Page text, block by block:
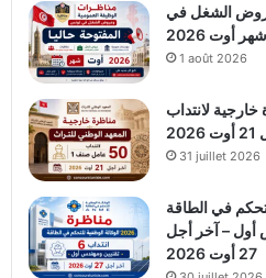
الشغل في
أوت 2026
1 août 2026
لانتداب
31 juillet 2026
في الطاقة
ومهندس أول – آخر أجل
27 أوت 2026